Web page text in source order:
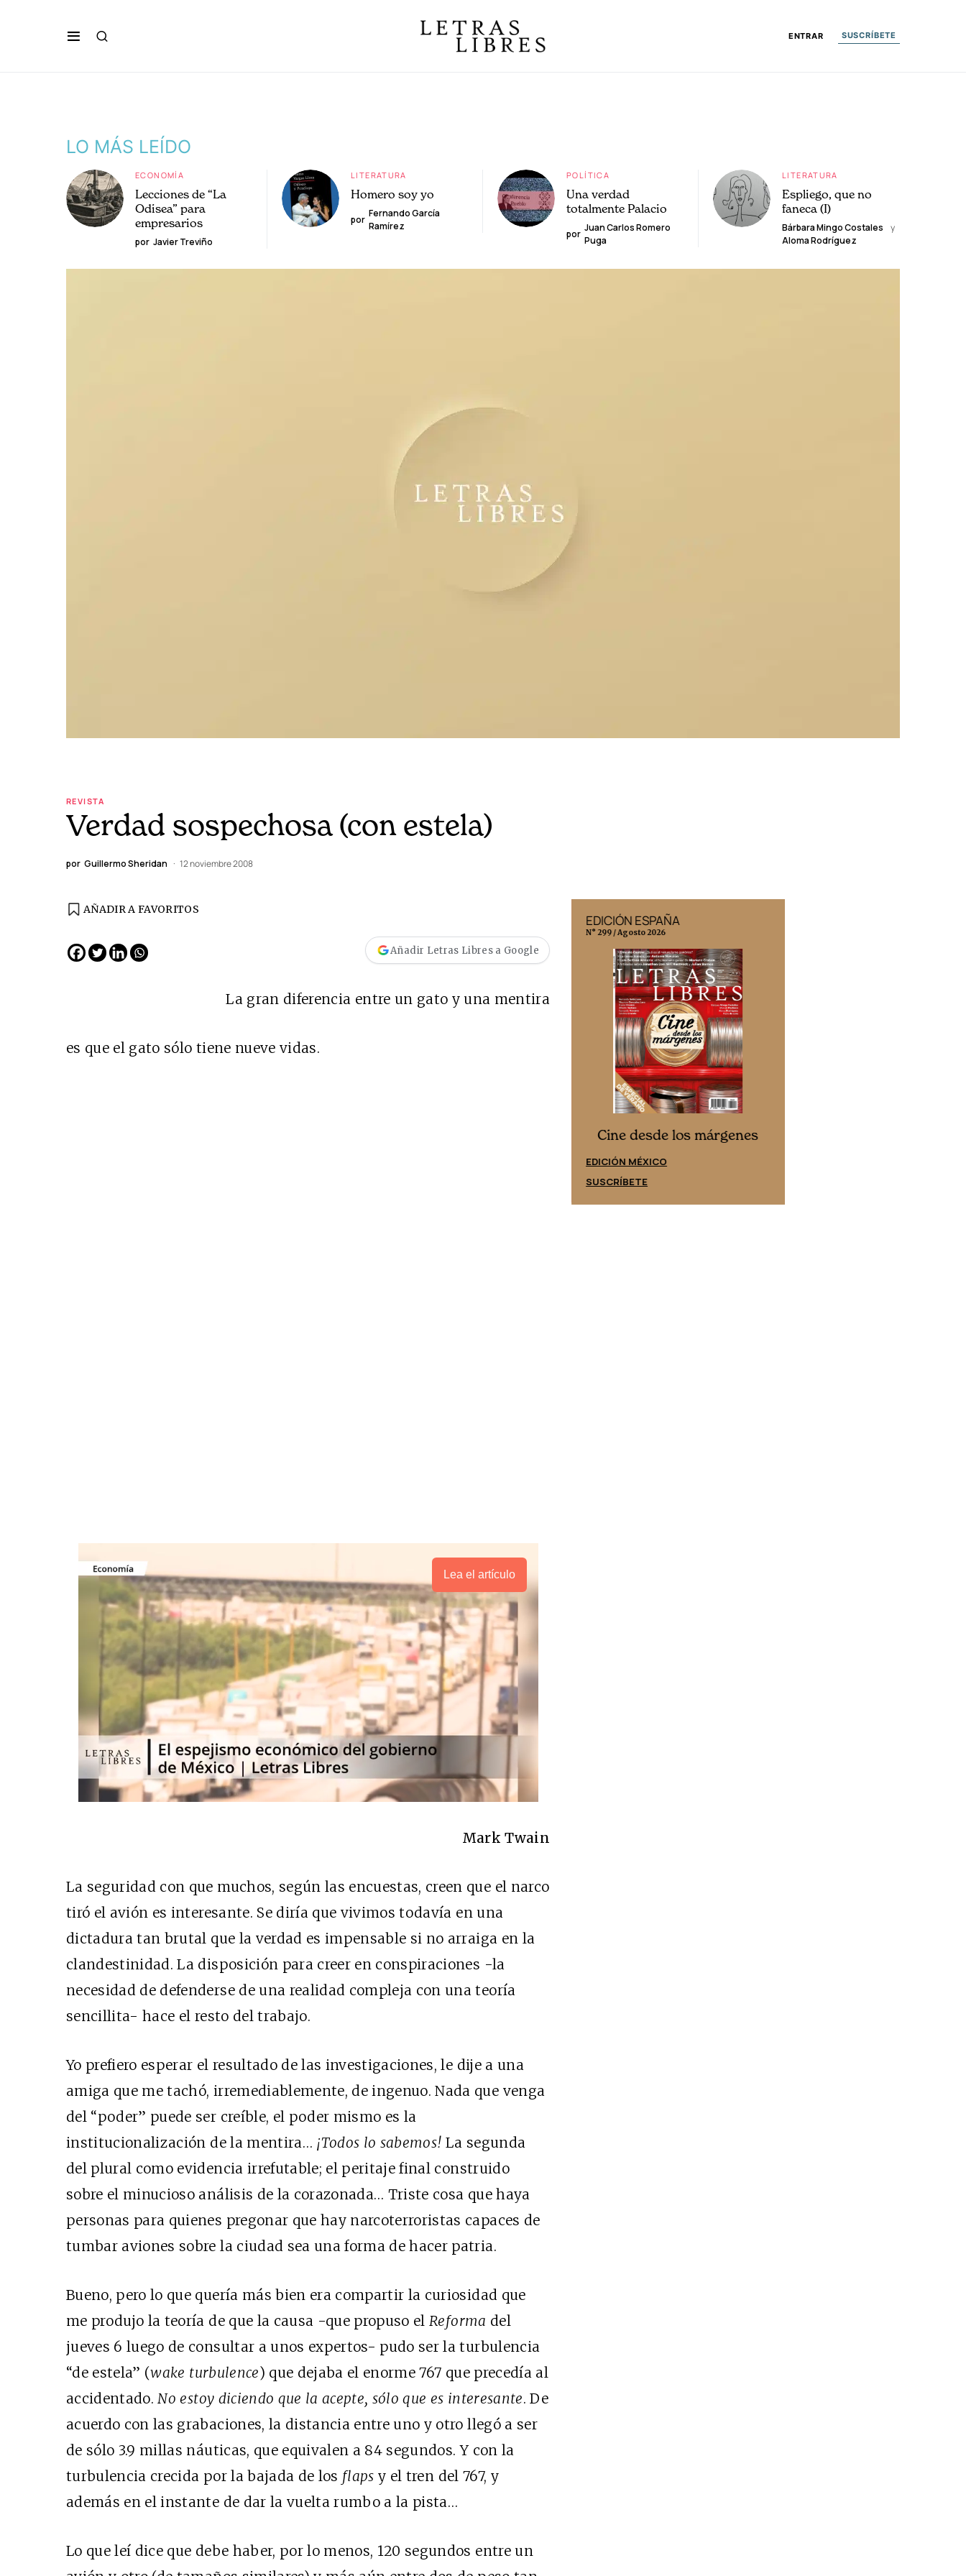
ENTRAR SUSCRÍBETE
LO MÁS LEÍDO
ECONOMÍA
Lecciones de “La
Odisea” para
empresarios
por Javier Treviño
LITERATURA
Homero soy yo
por
Fernando García
Ramírez
POLÍTICA
Una verdad
totalmente Palacio
por
Juan Carlos Romero
Puga
LITERATURA
Espliego, que no
faneca (I)
Bárbara Mingo Costales
y
Aloma Rodríguez
REVISTA
Verdad sospechosa (con estela)
por Guillermo Sheridan 12 noviembre 2008
AÑADIR A FAVORITOS
Añadir Letras Libres a Google
La gran diferencia entre un gato y una mentira
es que el gato sólo tiene nueve vidas.
Lea el artículo
Mark Twain
La seguridad con que muchos, según las encuestas, creen que el narco
tiró el avión es interesante. Se diría que vivimos todavía en una
dictadura tan brutal que la verdad es impensable si no arraiga en la
clandestinidad. La disposición para creer en conspiraciones -la
necesidad de defenderse de una realidad compleja con una teoría
sencillita- hace el resto del trabajo.
Yo prefiero esperar el resultado de las investigaciones, le dije a una
amiga que me tachó, irremediablemente, de ingenuo. Nada que venga
del “poder” puede ser creíble, el poder mismo es la
institucionalización de la mentira… ¡Todos lo sabemos! La segunda
del plural como evidencia irrefutable; el peritaje final construido
sobre el minucioso análisis de la corazonada… Triste cosa que haya
personas para quienes pregonar que hay narcoterroristas capaces de
tumbar aviones sobre la ciudad sea una forma de hacer patria.
Bueno, pero lo que quería más bien era compartir la curiosidad que
me produjo la teoría de que la causa -que propuso elReforma del
jueves 6 luego de consultar a unos expertos- pudo ser la turbulencia
“de estela” (wake turbulence) que dejaba el enorme 767 que precedía al
accidentado.No estoy diciendo que la acepte, sólo que es interesante. De
acuerdo con las grabaciones, la distancia entre uno y otro llegó a ser
de sólo 3.9 millas náuticas, que equivalen a 84 segundos. Y con la
turbulencia crecida por la bajada de los flaps y el tren del 767, y
además en el instante de dar la vuelta rumbo a la pista…
Lo que leí dice que debe haber, por lo menos, 120 segundos entre un
EDICIÓN ESPAÑA
N° 299 / Agosto 2026
Cine desde los márgenes
EDICIÓN MÉXICO
SUSCRÍBETE